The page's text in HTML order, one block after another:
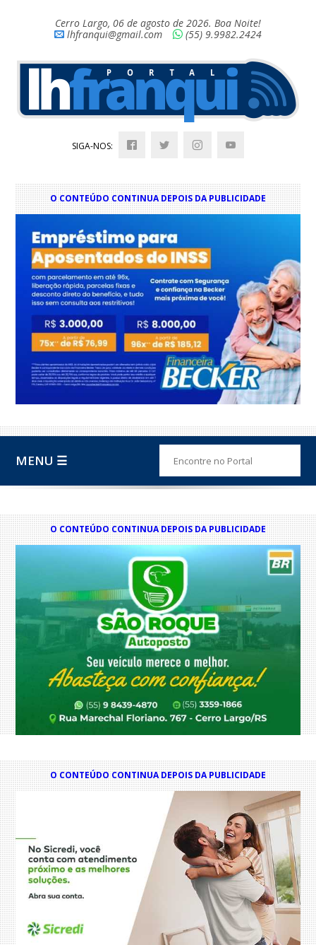
Cerro Largo, 06 de agosto de 2026. Boa Noite!
lhfranqui@gmail.com
(55) 9.9982.2424
SIGA-NOS:
O CONTEÚDO CONTINUA DEPOIS DA PUBLICIDADE
MENU ☰
O CONTEÚDO CONTINUA DEPOIS DA PUBLICIDADE
O CONTEÚDO CONTINUA DEPOIS DA PUBLICIDADE